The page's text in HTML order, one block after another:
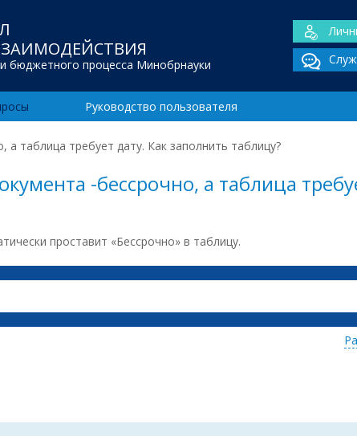
бюджетного процесса Минобрнауки
Руководство пользователя
таблица требует дату. Как заполнить таблицу?
-бессрочно, а таблица
проставит «Бессрочно» в таблицу.